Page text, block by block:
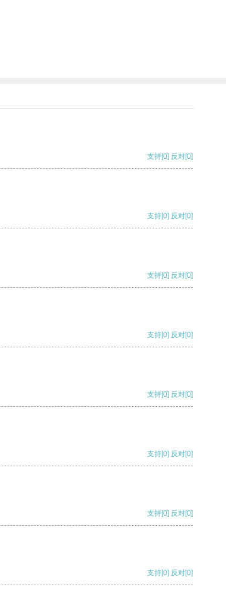
支持[0] 反对[0]
支持[0] 反对[0]
支持[0] 反对[0]
支持[0] 反对[0]
支持[0] 反对[0]
支持[0] 反对[0]
支持[0] 反对[0]
支持[0] 反对[0]